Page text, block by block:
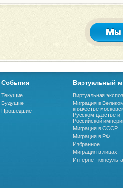
События
Текущие
Будущие
Прошедшие
Виртуальный
Виртуальная
Миграция в
княжестве
Русском царстве и
Российской
Миграция в СССР
Миграция в РФ
Избранное
Миграция в лицах
Интернет-